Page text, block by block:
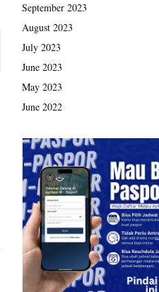
September 2023
August 2023
July 2023
June 2023
May 2023
June 2022